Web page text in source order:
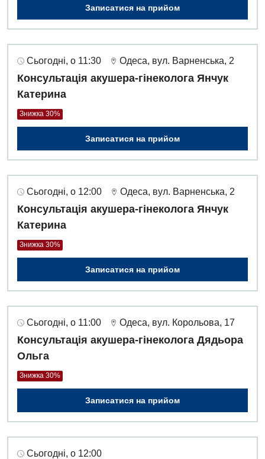
Записатися на прийом
Сьогодні, о 11:30 Одеса, вул. Варненська, 2
Консультація акушера-гінеколога Янчук
Катерина
Знижка 30%
Записатися на прийом
Сьогодні, о 12:00 Одеса, вул. Варненська, 2
Консультація акушера-гінеколога Янчук
Катерина
Знижка 30%
Записатися на прийом
Сьогодні, о 11:00 Одеса, вул. Корольова, 17
Консультація акушера-гінеколога Дядьора
Ольга
Знижка 30%
Записатися на прийом
Сьогодні, о 12:00